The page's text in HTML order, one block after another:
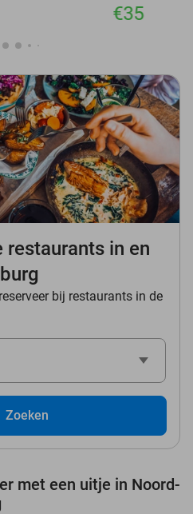
€35
restaurants in en
bij restaurants in de
Zoeken
met een uitje in Noord-